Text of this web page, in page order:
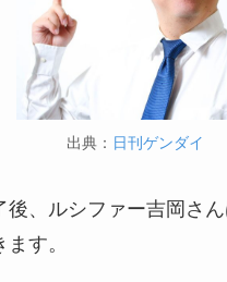
出典： 日刊ゲンダイ
後、ルシファー吉岡さ
す。